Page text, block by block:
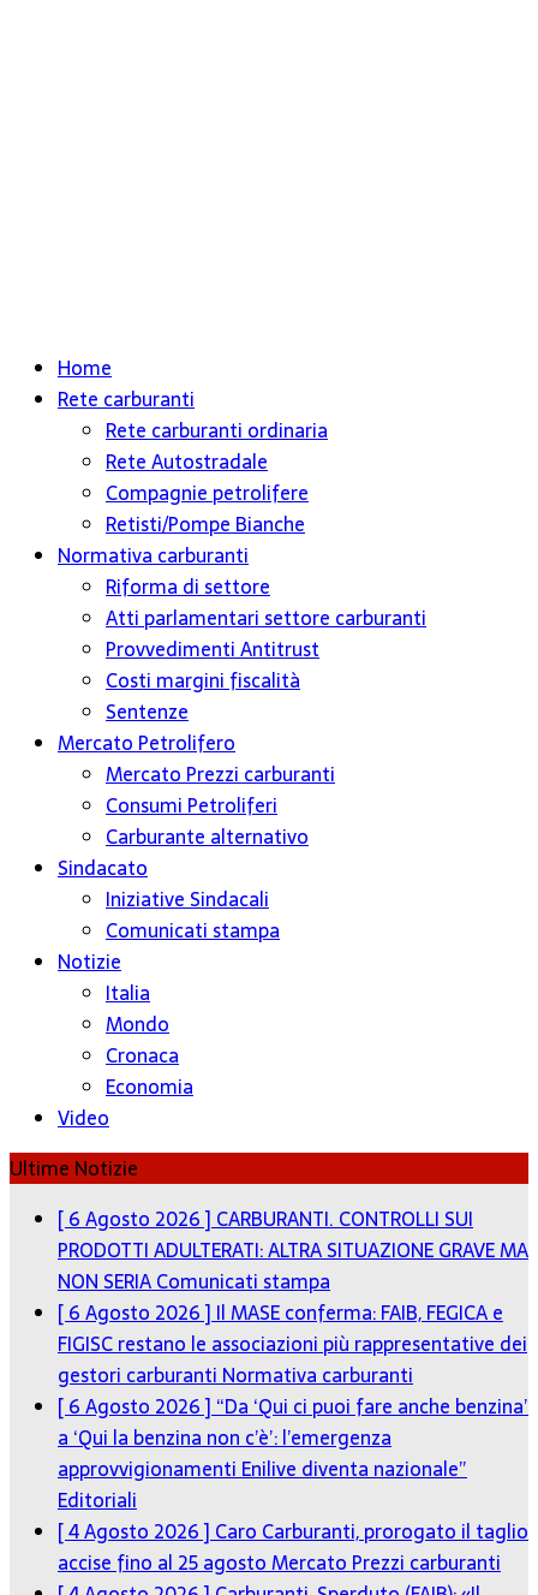
Home
Rete carburanti
Rete carburanti ordinaria
Rete Autostradale
Compagnie petrolifere
Retisti/Pompe Bianche
Normativa carburanti
Riforma di settore
Atti parlamentari settore carburanti
Provvedimenti Antitrust
Costi margini fiscalità
Sentenze
Mercato Petrolifero
Mercato Prezzi carburanti
Consumi Petroliferi
Carburante alternativo
Sindacato
Iniziative Sindacali
Comunicati stampa
Notizie
Italia
Mondo
Cronaca
Economia
Video
Ultime Notizie
[ 6 Agosto 2026 ]CARBURANTI. CONTROLLI SUI
PRODOTTI ADULTERATI: ALTRA SITUAZIONE GRAVE MA
NON SERIAComunicati stampa
[ 6 Agosto 2026 ]Il MASE conferma: FAIB, FEGICA e
FIGISC restano le associazioni più rappresentative dei
gestori carburantiNormativa carburanti
[ 6 Agosto 2026 ]“Da ‘Qui ci puoi fare anche benzina’
a ‘Qui la benzina non c’è’: l’emergenza
approvvigionamenti Enilive diventa nazionale”
Editoriali
[ 4 Agosto 2026 ]Caro Carburanti, prorogato il taglio
accise fino al 25 agostoMercato Prezzi carburanti